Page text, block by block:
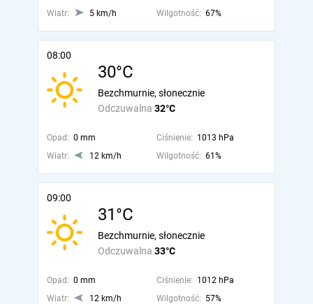
Wiatr: 5 km/h Wilgotność: 67%
08:00
30°C
Odczuwalna 32°C
Bezchmurnie, słonecznie
Opad: 0 mm Ciśnienie: 1013 hPa
Wiatr:
12 km/h Wilgotność: 61%
09:00
31°C
Odczuwalna 33°C
Bezchmurnie, słonecznie
Opad: 0 mm Ciśnienie: 1012 hPa
Wiatr:
12 km/h Wilgotność: 57%